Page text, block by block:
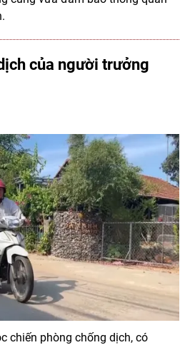
của người trưởng
chiến phòng chống dịch, có